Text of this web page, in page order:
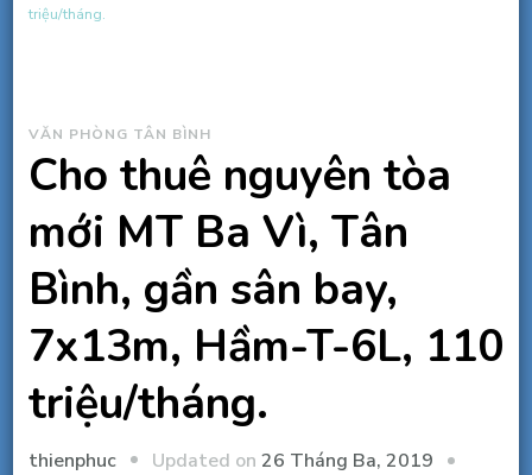
triệu/tháng.
VĂN PHÒNG TÂN BÌNH
Cho thuê nguyên tòa
mới MT Ba Vì, Tân
Bình, gần sân bay,
7x13m, Hầm-T-6L, 110
triệu/tháng.
thienphuc Updated on 26 Tháng Ba, 2019